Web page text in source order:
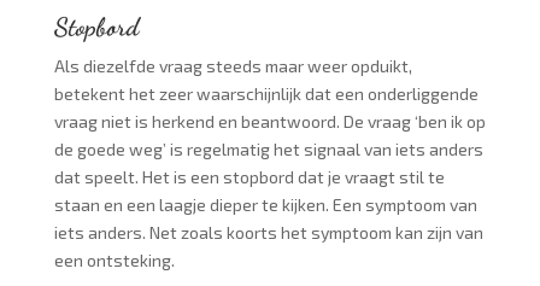
Stopbord
Als diezelfde vraag steeds maar weer opduikt,
betekent het zeer waarschijnlijk dat een onderliggende
vraag niet is herkend en beantwoord. De vraag ‘ben ik op
de goede weg’ is regelmatig het signaal van iets anders
dat speelt. Het is een stopbord dat je vraagt stil te
staan en een laagje dieper te kijken. Een symptoom van
iets anders. Net zoals koorts het symptoom kan zijn van
een ontsteking.